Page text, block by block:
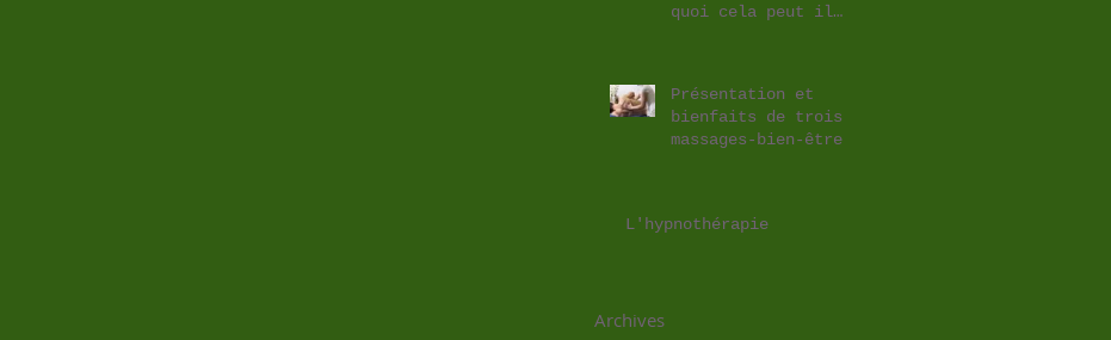
quoi cela peut il
Présentation et
bienfaits de trois
massages-bien-être
L'hypnothérapie
Archives